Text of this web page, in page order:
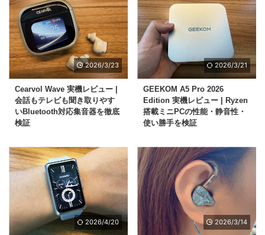
2026/3/23
Cearvol Wave 実機レビュー |
会話もテレビも聞き取りやす
いBluetooth対応集音器を徹底
検証
2026/3/21
GEEKOM A5 Pro 2026
Edition 実機レビュー | Ryzen
搭載ミニPCの性能・静音性・
使い勝手を検証
2026/4/20 2026/3/14